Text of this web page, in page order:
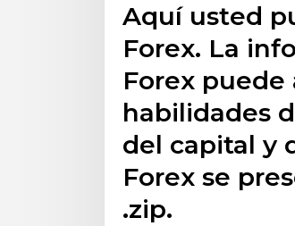
Aquí usted
Forex. La
Forex puede
habilidades
del capital y
Forex se
.zip.